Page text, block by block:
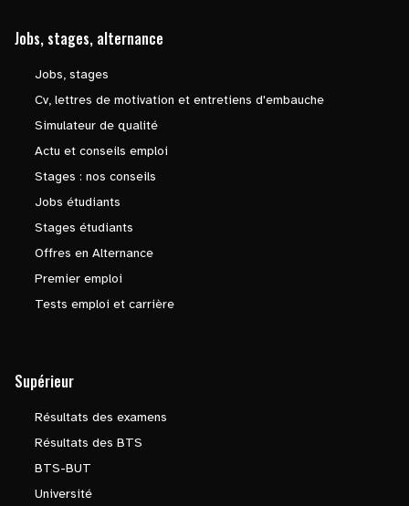
Jobs, stages, alternance
Jobs, stages
Cv, lettres de motivation et entretiens d'embauche
Simulateur de qualité
Actu et conseils emploi
Stages : nos conseils
Jobs étudiants
Stages étudiants
Offres en Alternance
Premier emploi
Tests emploi et carrière
Supérieur
Résultats des examens
Résultats des BTS
BTS-BUT
Université